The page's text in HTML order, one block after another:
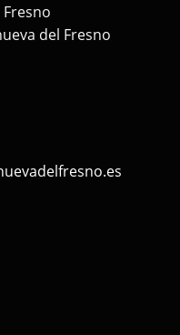
del Fresno